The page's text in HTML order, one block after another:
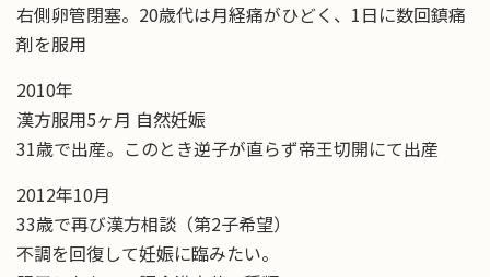
右側卵管閉塞。20歳代は月経痛がひどく、1日に数回鎮痛
剤を服用
2010年
漢方服用5ヶ月 自然妊娠
31歳で出産。このとき逆子が直らず帝王切開にて出産
2012年10月
33歳で再び漢方相談（第2子希望）
不調を回復して妊娠に臨みたい。